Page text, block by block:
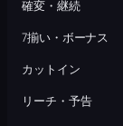
確変・継続
7揃い・ボーナス
カットイン
リーチ・予告